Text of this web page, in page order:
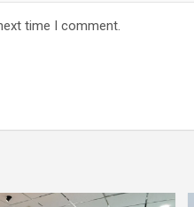
time I comment.